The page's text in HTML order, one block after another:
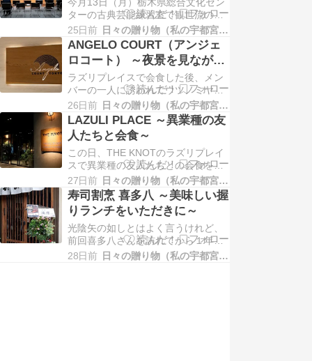
している高根沢産のお米が一合可愛
らしいラベル…
ターの古典芸能練習室で観世流の能
楽師、林本大（はやしもとだい）先
生による能「安宅」の一曲解説があ
りました。 これまで能の舞台をきち
んと観たことがないので、見方とか
約束事が分かったら良いなぁという
軽い気持ちでの参加です。 開演まで
受付で渡された資…
25日前 日々の贈り物（私の宇都宮生活）
ANGELO COURT（アンジェ
ロコート） ～夜景を見ながら
軽く一杯～
ラズリプレイスで会食した後、メン
バーの一人に誘われてウツノミヤテ
ラス５階にあるアンジェロコートさ
んへ。 ちょっと遅い時間だったので
テラス席で軽く一杯だけ飲むこと
に。 この季節は外のテラス席が気持
ち良いですね。 夜景に乾杯～！ 友人
がスタッフさんに提案してくれて、
お店の中を案内し…
26日前 日々の贈り物（私の宇都宮生活）
LAZULI PLACE ～異業種の友
人たちと会食～
この日、THE KNOTのラズリプレイ
スで異業種の友人たちとの会食をし
ましょうと集まりました。 5月末に
訪れた時は「自然派ワインを楽しむ
コース」だったので、今回は「ゆっ
くり食事を楽しむコース」 どちらも
２時間のフリードリンクを付けてい
ます。 まずスパークリングワインで
乾杯です。…
27日前 日々の贈り物（私の宇都宮生活）
寿司割烹 喜多八 ～美味しい握
りランチをいただきに～
光陰矢の如しとはよく言うけれど、
前回喜多八さんを訪れてから１年経
っていたことに自分でもびっくり。
事前に電話で予約したら、ひとりな
28日前 日々の贈り物（私の宇都宮生活）